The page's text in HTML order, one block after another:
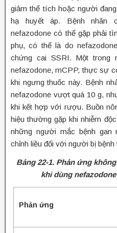
giảm thể tích hoặc người
hạ huyết áp. Bệnh nhân
nefazodone có thể gặp phải
phụ, có thể là do
chứng cai SSRI. Một trong
nefazodone, mCPP, thực sự
khi ngưng thuốc này. Bệnh
nefazodone vượt quá 10 g,
khi kết hợp với rượu. Buồn
hiệu thường gặp khi nhiễm
những người mắc bệnh gan
chỉnh liều đối với người bị bệnh
Bảng 22-1. Phản ứng
khi dùng nefazodone
Phản ứng